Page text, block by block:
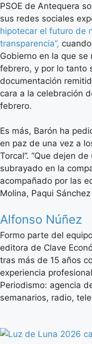
PSOE de Antequera
sus redes sociales
hipotecar el futuro de
transparencia”,
Gobierno en la que
febrero, y por lo tanto
documentación
cara a la celebración
febrero.
Es más, Barón ha
en paz de una vez a
Torcal”. “Que dejen
subrayado en la
acompañado por las
Molina, Paqui
Alfonso Núñez
Formo parte del
editora de Clave
tras más de 15 años
experiencia
Periodismo: agencia
semanarios, radio,